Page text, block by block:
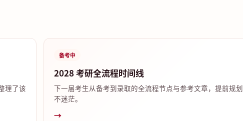
理了该
备考中
2028 考研全流程时间线
下一届考生从备考到录取的全流程节点与参考文章，提前规划
不迷茫。
→